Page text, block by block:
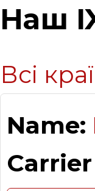
Наш
Всі
Name: